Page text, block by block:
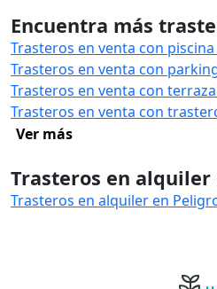
Encuentra más
Trasteros en venta con
Trasteros en venta con
Trasteros en venta con
Trasteros en venta con
Ver más
Trasteros en alquiler
Trasteros en alquiler en